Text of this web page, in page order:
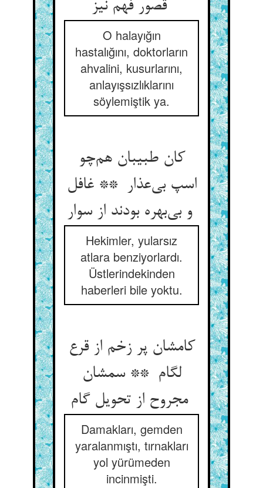
قصور فهم نیز
O halayığın
hastalığını, doktorların
ahvalini, kusurlarını,
anlayışsızlıklarını
söylemiştik ya.
کان طبیبان هم‌چو
اسپ بی‌عذار ** غافل
و بی‌بهره بودند از سوار
Hekimler, yularsız
atlara benziyorlardı.
Üstlerindekinden
haberleri bile yoktu.
کامشان پر زخم از قرع
لگام ** سمشان
مجروح از تحویل گام
Damakları, gemden
yaralanmıştı, tırnakları
yol yürümeden
incinmişti.